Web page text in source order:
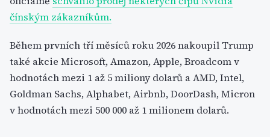
čínským zákazníkům.
Během prvních tří měsíců roku 2026 nakoupil Trump
také akcie Microsoft, Amazon, Apple, Broadcom v
hodnotách mezi 1 až 5 miliony dolarů a AMD, Intel,
Goldman Sachs, Alphabet, Airbnb, DoorDash, Micron
v hodnotách mezi 500 000 až 1 milionem dolarů.